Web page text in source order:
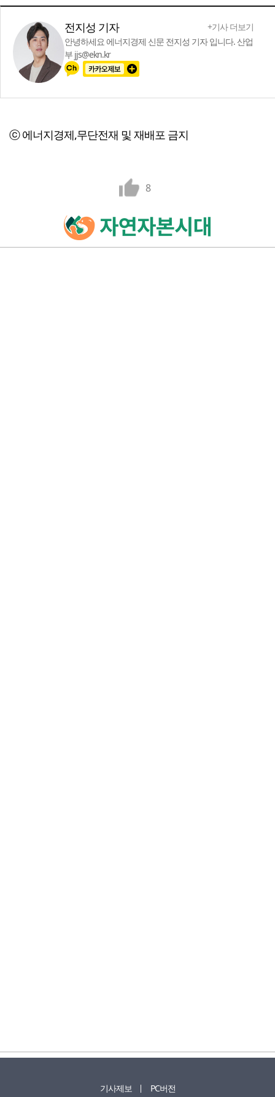
전지성 기자
+기사 더보기
안녕하세요 에너지경제 신문 전지성 기자 입니다. 산업
부 jjs@ekn.kr
ⓒ 에너지경제,무단전재 및 재배포 금지
8
기사제보 PC버전